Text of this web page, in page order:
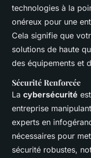
technologies à la
onéreux pour une
Cela signifie que
solutions de haute
des équipements et
Sécurité Renforcée
La cybersécurité
entreprise
experts en
nécessaires pour
sécurité robustes,